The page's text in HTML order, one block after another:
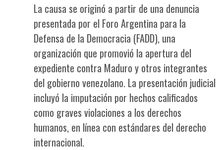
La causa se originó a partir de una denuncia
presentada por el Foro Argentina para la
Defensa de la Democracia (FADD), una
organización que promovió la apertura del
expediente contra Maduro y otros integrantes
del gobierno venezolano. La presentación judicial
incluyó la imputación por hechos calificados
como graves violaciones a los derechos
humanos, en línea con estándares del derecho
internacional.